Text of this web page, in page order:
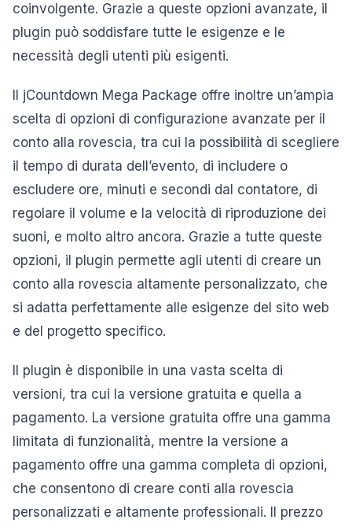
coinvolgente. Grazie a queste opzioni avanzate, il
plugin può soddisfare tutte le esigenze e le
necessità degli utenti più esigenti.
Il jCountdown Mega Package offre inoltre un’ampia
scelta di opzioni di configurazione avanzate per il
conto alla rovescia, tra cui la possibilità di scegliere
il tempo di durata dell’evento, di includere o
escludere ore, minuti e secondi dal contatore, di
regolare il volume e la velocità di riproduzione dei
suoni, e molto altro ancora. Grazie a tutte queste
opzioni, il plugin permette agli utenti di creare un
conto alla rovescia altamente personalizzato, che
si adatta perfettamente alle esigenze del sito web
e del progetto specifico.
Il plugin è disponibile in una vasta scelta di
versioni, tra cui la versione gratuita e quella a
pagamento. La versione gratuita offre una gamma
limitata di funzionalità, mentre la versione a
pagamento offre una gamma completa di opzioni,
che consentono di creare conti alla rovescia
personalizzati e altamente professionali. Il prezzo